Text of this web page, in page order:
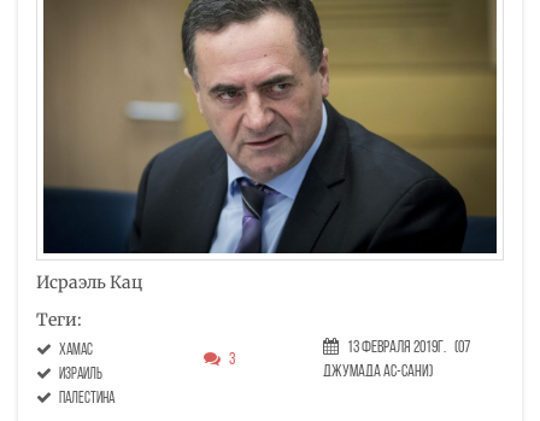
Исраэль Кац
Теги:
ХАМАС
Израиль
Палестина
3
13 Февраля 2019г. (07
Джумада ас-сани)